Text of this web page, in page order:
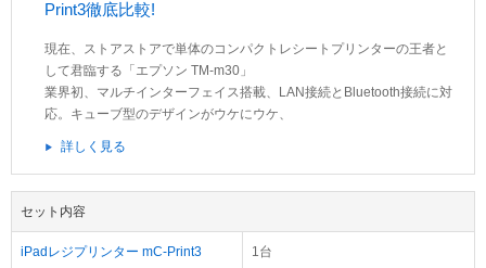
お買い物を続ける カートへ進む
Print3徹底比較!
現在、ストアストアで単体のコンパクトレシートプリンターの王者と
して君臨する「エプソン TM-m30」
業界初、マルチインターフェイス搭載、LAN接続とBluetooth接続に対
応。キューブ型のデザインがウケにウケ、
詳しく見る
セット内容
iPadレジプリンター mC-Print3 1台